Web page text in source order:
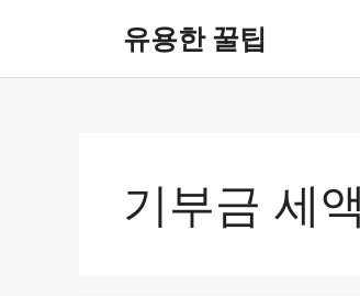
유용한 꿀팁
기부금 세